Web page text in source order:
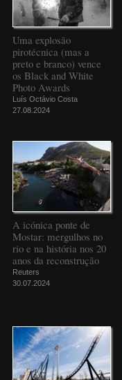
Uma explosão
pirotécnica (mas a
preto e branco) vence
os Black and White
Photo Awards
Luís Octávio Costa
27.08.2024
A icónica ponte de
Mostar: mergulhos no
rio e na história nos 20
anos da reconstrução
Reuters
30.07.2024